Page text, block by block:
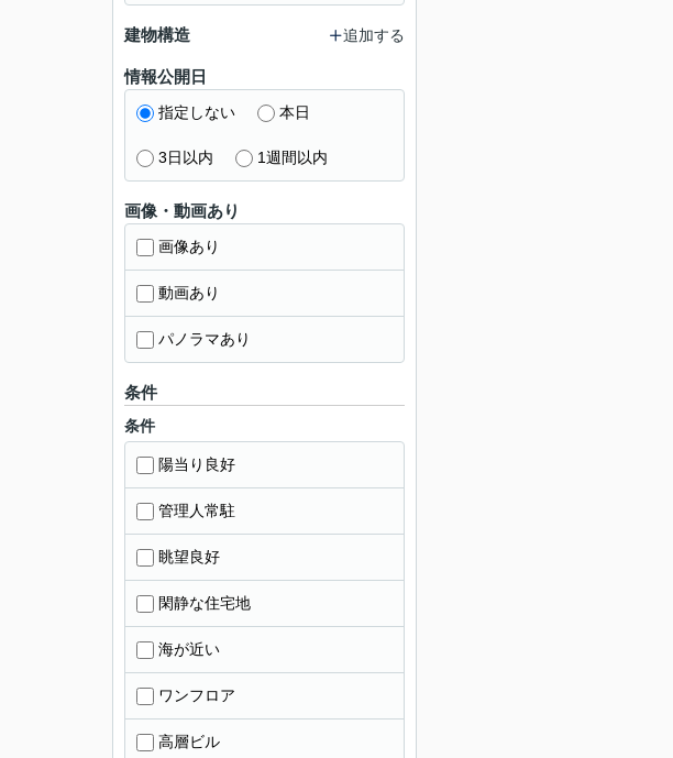
建物構造 追加する
情報公開日
指定しない 本日
3日以内 1週間以内
画像・動画あり
画像あり
動画あり
パノラマあり
条件
条件
陽当り良好
管理人常駐
眺望良好
閑静な住宅地
海が近い
ワンフロア
高層ビル